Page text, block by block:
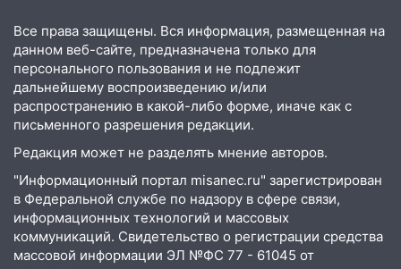
водитель госпитализирован
13:01 В Засвияжье Skoda сбила
женщину на пешеходном переходе
12:49 В Заволжье Hyundai сбил 68-
летнюю женщину на пешеходном
переходе
12:40 В Новой Малыкле Mitsubishi сбил
велосипедиста на перекрёстке
12:21 Заволжье ушло под воду после
ливня: дорожникам пришлось срочно
Все права защищены. Вся информация, размещенная на
данном веб-сайте, предназначена только для
персонального пользования и не подлежит
дальнейшему воспроизведению и/или
распространению в какой-либо форме, иначе как с
письменного разрешения редакции.
Редакция может не разделять мнение авторов.
"Информационный портал misanec.ru" зарегистрирован
в Федеральной службе по надзору в сфере связи,
информационных технологий и массовых
коммуникаций. Свидетельство о регистрации средства
массовой информации ЭЛ №ФС 77 - 61045 от